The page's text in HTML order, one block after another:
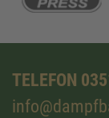
TELEFON